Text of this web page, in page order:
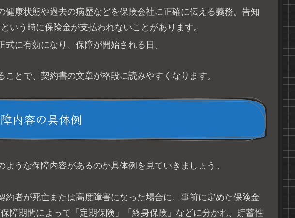
健康状態や過去の病歴などを保険会社に正確に伝える義務。告知
いう時に保険金が支払われないことがあります。
式に有効になり、保障が開始される日。
ことで、契約書の文章が格段に読みやすくなります。
内容の具体例
うな保障内容があるのか具体例を見ていきましょう。
約者が死亡または高度障害になった場合に、事前に定めた保険金
障期間によって「定期保険」「終身保険」などに分かれ、貯蓄性